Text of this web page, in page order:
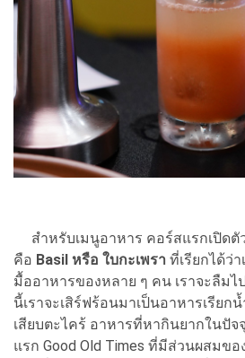
สำหรับเมนูอาหาร คอร์สแรกเปิดตั
คือ Basil หรือ ใบกะเพรา ที่เรียกได้ว่
มื้ออาหารของหลาย ๆ คน เราจะลืมไ
นี้เราจะเสิร์ฟร้อนมาเป็นอาหารเรียก
เสียบตะไคร้ อาหารที่หากินยากในปั
แรก Good Old Times ที่มีส่วนผสมข